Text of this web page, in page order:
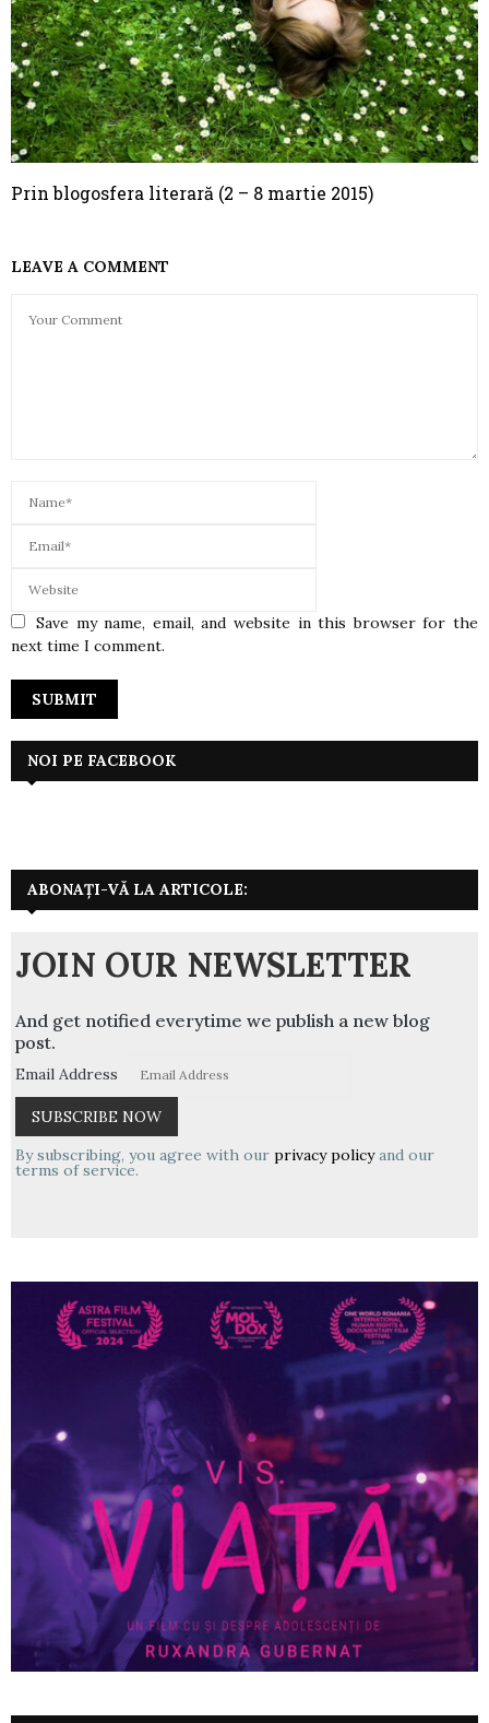
Prin blogosfera literară (2 – 8 martie 2015)
LEAVE A COMMENT
Save my name, email, and website in this browser for the
next time I comment.
NOI PE FACEBOOK
ABONAȚI-VĂ LA ARTICOLE:
JOIN OUR NEWSLETTER
And get notified everytime we publish a new blog
post.
Email Address
By subscribing, you agree with our privacy policyand our
terms of service.